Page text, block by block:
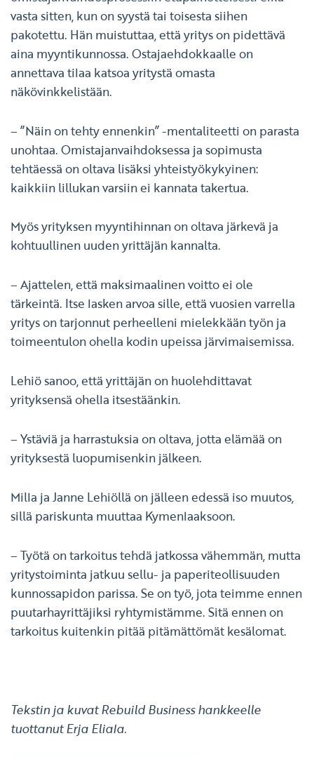
vasta sitten, kun on syystä tai toisesta siihen
pakotettu. Hän muistuttaa, että yritys on pidettävä
aina myyntikunnossa. Ostajaehdokkaalle on
annettava tilaa katsoa yritystä omasta
näkövinkkelistään.
– ”Näin on tehty ennenkin” -mentaliteetti on parasta
unohtaa. Omistajanvaihdoksessa ja sopimusta
tehtäessä on oltava lisäksi yhteistyökykyinen:
kaikkiin lillukan varsiin ei kannata takertua.
Myös yrityksen myyntihinnan on oltava järkevä ja
kohtuullinen uuden yrittäjän kannalta.
– Ajattelen, että maksimaalinen voitto ei ole
tärkeintä. Itse lasken arvoa sille, että vuosien varrella
yritys on tarjonnut perheelleni mielekkään työn ja
toimeentulon ohella kodin upeissa järvimaisemissa.
Lehiö sanoo, että yrittäjän on huolehdittavat
yrityksensä ohella itsestäänkin.
– Ystäviä ja harrastuksia on oltava, jotta elämää on
yrityksestä luopumisenkin jälkeen.
Milla ja Janne Lehiöllä on jälleen edessä iso muutos,
sillä pariskunta muuttaa Kymenlaaksoon.
– Työtä on tarkoitus tehdä jatkossa vähemmän, mutta
yritystoiminta jatkuu sellu- ja paperiteollisuuden
kunnossapidon parissa. Se on työ, jota teimme ennen
puutarhayrittäjiksi ryhtymistämme. Sitä ennen on
tarkoitus kuitenkin pitää pitämättömät kesälomat.
Tekstin ja kuvat Rebuild Business hankkeelle
tuottanut Erja Eliala.